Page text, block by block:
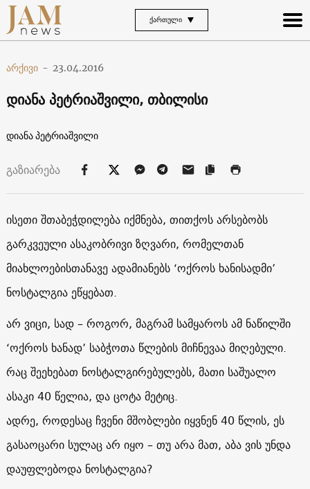
ᲥᲐᲠᲗᲣᲚᲘ
არქივი - 23.04.2016
დიანა პეტრიაშვილი, თბილისი
დიანა პეტრიაშვილი
გაზიარება
ისეთი შთაბეჭდილება იქმნება, თითქოს არსებობს
გარკვეული ასაკობრივი ზღვარი, რომელთან
მიახლოებისთანავე ადამიანებს ‘ოქროს ხანისადმი’
ნოსტალგია ეწყებათ.
არ ვიცი, სად – როგორ, მაგრამ სამყაროს ამ ნაწილში
‘ოქროს ხანად’ საბჭოთა წლების მიჩნევაა მიღებული.
რაც შეეხებათ ნოსტალგირებულებს, მათი საშუალო
ასაკი 40 წელია, და ცოტა მეტიც.
ადრე, როდესაც ჩვენი მშობლები იყვნენ 40 წლის, ეს
გასაოცარი სულაც არ იყო – თუ არა მათ, აბა ვის უნდა
დაუფლებოდა ნოსტალგია?